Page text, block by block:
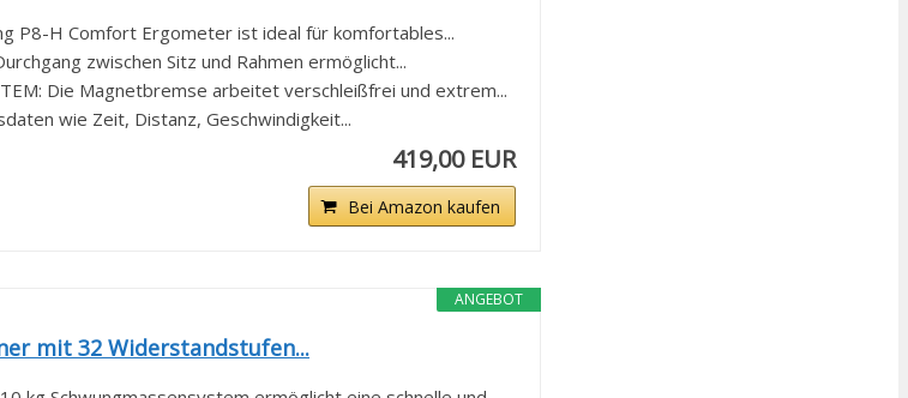
P8-H Comfort Ergometer ist ideal für komfortables...
zwischen Sitz und Rahmen ermöglicht...
Die Magnetbremse arbeitet verschleißfrei und extrem...
wie Zeit, Distanz, Geschwindigkeit...
419,00 EUR
Bei Amazon kaufen
ANGEBOT
mit 32 Widerstandstufen...